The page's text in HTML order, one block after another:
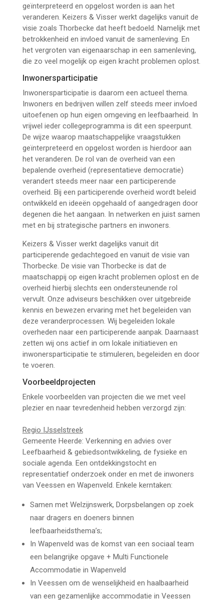
geïnterpreteerd en opgelost worden is aan het
veranderen. Keizers & Visser werkt dagelijks vanuit de
visie zoals Thorbecke dat heeft bedoeld. Namelijk met
betrokkenheid en invloed vanuit de samenleving. En
het vergroten van eigenaarschap in een samenleving,
die zo veel mogelijk op eigen kracht problemen oplost.
Inwonersparticipatie
Inwonersparticipatie is daarom een actueel thema.
Inwoners en bedrijven willen zelf steeds meer invloed
uitoefenen op hun eigen omgeving en leefbaarheid. In
vrijwel ieder collegeprogramma is dit een speerpunt.
De wijze waarop maatschappelijke vraagstukken
geïnterpreteerd en opgelost worden is hierdoor aan
het veranderen. De rol van de overheid van een
bepalende overheid (representatieve democratie)
verandert steeds meer naar een participerende
overheid. Bij een participerende overheid wordt beleid
ontwikkeld en ideeën opgehaald of aangedragen door
degenen die het aangaan. In netwerken en juist samen
met en bij strategische partners en inwoners.
Keizers & Visser werkt dagelijks vanuit dit
participerende gedachtegoed en vanuit de visie van
Thorbecke. De visie van Thorbecke is dat de
maatschappij op eigen kracht problemen oplost en de
overheid hierbij slechts een ondersteunende rol
vervult. Onze adviseurs beschikken over uitgebreide
kennis en bewezen ervaring met het begeleiden van
deze veranderprocessen. Wij begeleiden lokale
overheden naar een participerende aanpak. Daarnaast
zetten wij ons actief in om lokale initiatieven en
inwonersparticipatie te stimuleren, begeleiden en door
te voeren.
Voorbeeldprojecten
Enkele voorbeelden van projecten die we met veel
plezier en naar tevredenheid hebben verzorgd zijn:
Regio IJsselstreek
Gemeente Heerde: Verkenning en advies over
Leefbaarheid & gebiedsontwikkeling, de fysieke en
sociale agenda. Een ontdekkingstocht en
representatief onderzoek onder en met de inwoners
van Veessen en Wapenveld. Enkele kerntaken:
Samen met Welzijnswerk, Dorpsbelangen op zoek
naar dragers en doeners binnen
leefbaarheidsthema’s;
In Wapenveld was de komst van een sociaal team
een belangrijke opgave + Multi Functionele
Accommodatie in Wapenveld
In Veessen om de wenselijkheid en haalbaarheid
van een gezamenlijke accommodatie in Veessen